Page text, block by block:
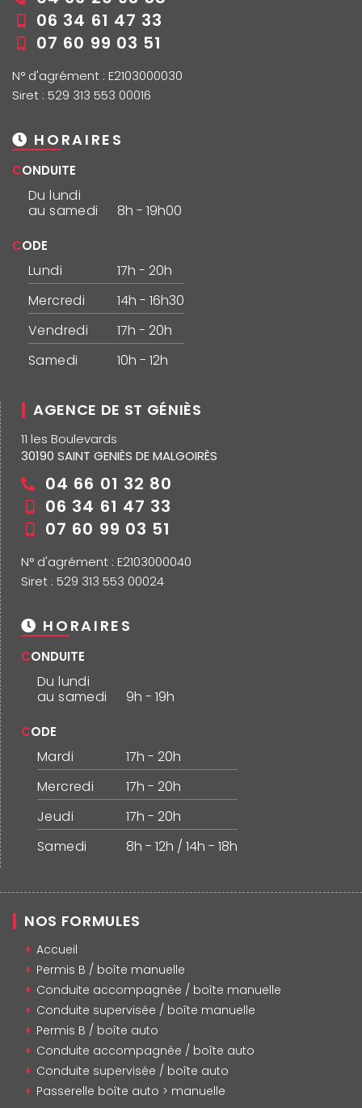
06 34 61 47 33
07 60 99 03 51
N° d'agrément : E2103000030
Siret : 529 313 553 00016
HORAIRES
CONDUITE
Du lundi
au samedi
8h - 19h00
CODE
Lundi
17h - 20h
Mercredi
14h - 16h30
Vendredi
17h - 20h
Samedi
10h - 12h
AGENCE DE ST GÉNIÈS
11 les Boulevards
30190 SAINT GENIÈS DE MALGOIRÈS
04 66 01 32 80
06 34 61 47 33
07 60 99 03 51
N° d'agrément : E2103000040
Siret : 529 313 553 00024
HORAIRES
CONDUITE
Du lundi
au samedi
9h - 19h
CODE
Mardi
17h - 20h
Mercredi
17h - 20h
Jeudi
17h - 20h
Samedi
8h - 12h / 14h - 18h
NOS FORMULES
Accueil
Permis B / boîte manuelle
Conduite accompagnée / boîte manuelle
Conduite supervisée / boîte manuelle
Permis B / boîte auto
Conduite accompagnée / boîte auto
Conduite supervisée / boîte auto
Passerelle boîte auto > manuelle